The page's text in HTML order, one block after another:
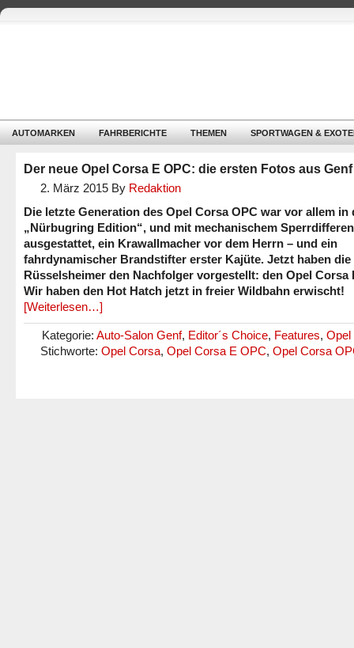
AUTOMARKEN FAHRBERICHTE THEMEN SPORTWAGEN &
Der neue Opel Corsa E OPC: die ersten Fotos aus Genf
2. März 2015 By Redaktion
Die letzte Generation des Opel Corsa OPC war vor allem in
„Nürbugring Edition“, und mit mechanischem
ausgestattet, ein Krawallmacher vor dem Herrn – und ein
fahrdynamischer Brandstifter erster Kajüte. Jetzt haben die
Rüsselsheimer den Nachfolger vorgestellt: den Opel Corsa
Wir haben den Hot Hatch jetzt in freier Wildbahn erwischt!
[Weiterlesen…]
Kategorie: Auto-Salon Genf, Editor´s Choice, Features, Opel
Stichworte: Opel Corsa, Opel Corsa E OPC, Opel Corsa